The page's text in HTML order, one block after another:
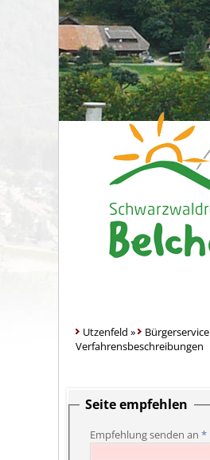
Utzenfeld » Bürgerservice
Verfahrensbeschreibungen
Seite empfehlen
Empfehlung senden an *